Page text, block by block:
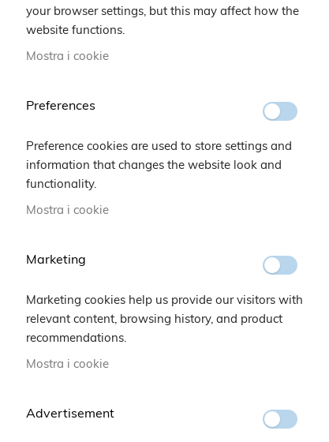
all'inizio
your browser settings, but this may affect how the
website functions.
Mostra i cookie
Preferences
Preference cookies are used to store settings and
information that changes the website look and
functionality.
Mostra i cookie
Marketing
Marketing cookies help us provide our visitors with
relevant content, browsing history, and product
recommendations.
Mostra i cookie
Advertisement